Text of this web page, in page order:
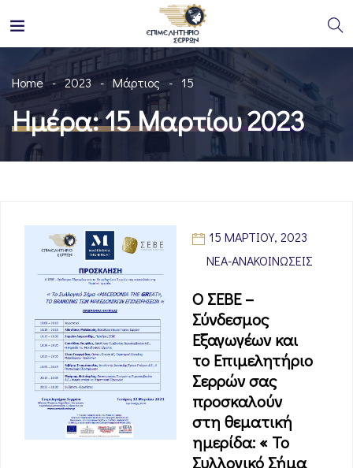
Home 2023 Μάρτιος 15
Ημέρα:15 Μαρτίου 2023
15 ΜΑΡΤΊΟΥ, 2023
ΝΈΑ-ΑΝΑΚΟΙΝΏΣΕΙΣ
Ο ΣΕΒΕ –
Σύνδεσμος
Εξαγωγέων και
το Επιμελητήριο
Σερρών σας
προσκαλούν
στη θεματική
ημερίδα: « Το
Συλλογικό Σήμα